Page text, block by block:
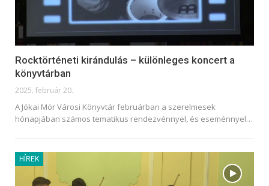
Rocktörténeti kirándulás – különleges koncert a
könyvtárban
2025. február 20.
A Jókai Mór Városi Könyvtár februárban a szerelmesek
hónapjában számos tematikus rendezvénnyel, és eseménnyel…
HÍREK